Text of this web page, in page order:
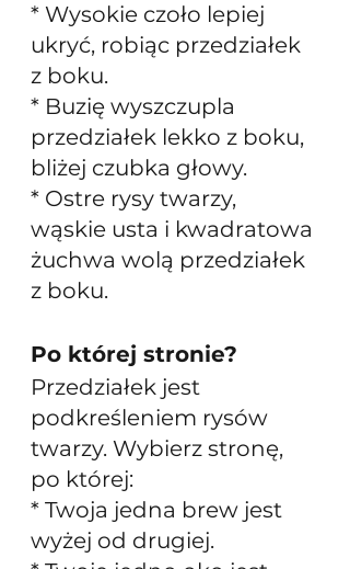
* Wysokie czoło lepiej
ukryć, robiąc przedziałek
z boku.
* Buzię wyszczupla
przedziałek lekko z boku,
bliżej czubka głowy.
* Ostre rysy twarzy,
wąskie usta i kwadratowa
żuchwa wolą przedziałek
z boku.
Po której stronie?
Przedziałek jest
podkreśleniem rysów
twarzy. Wybierz stronę,
po której:
* Twoja jedna brew jest
wyżej od drugiej.